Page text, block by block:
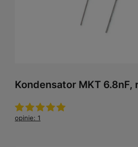
Kondensator MKT 6.8nF,
opinie: 1